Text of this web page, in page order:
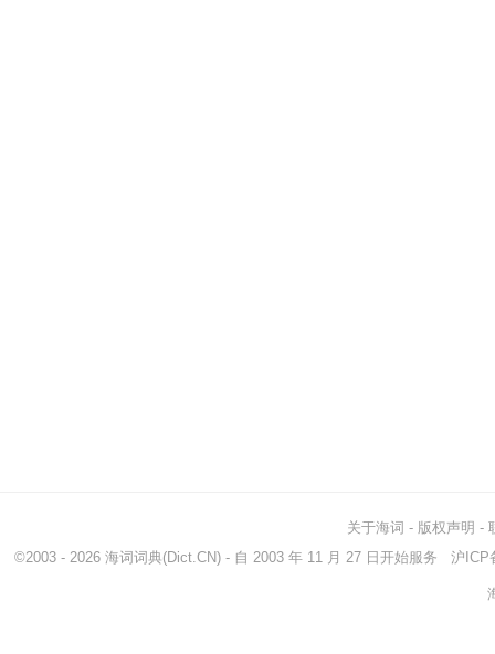
关于海词 - 版权声明 -
©2003 - 2026 海词词典(Dict.CN) - 自 2003 年 11 月 27 日开始服务 沪ICP